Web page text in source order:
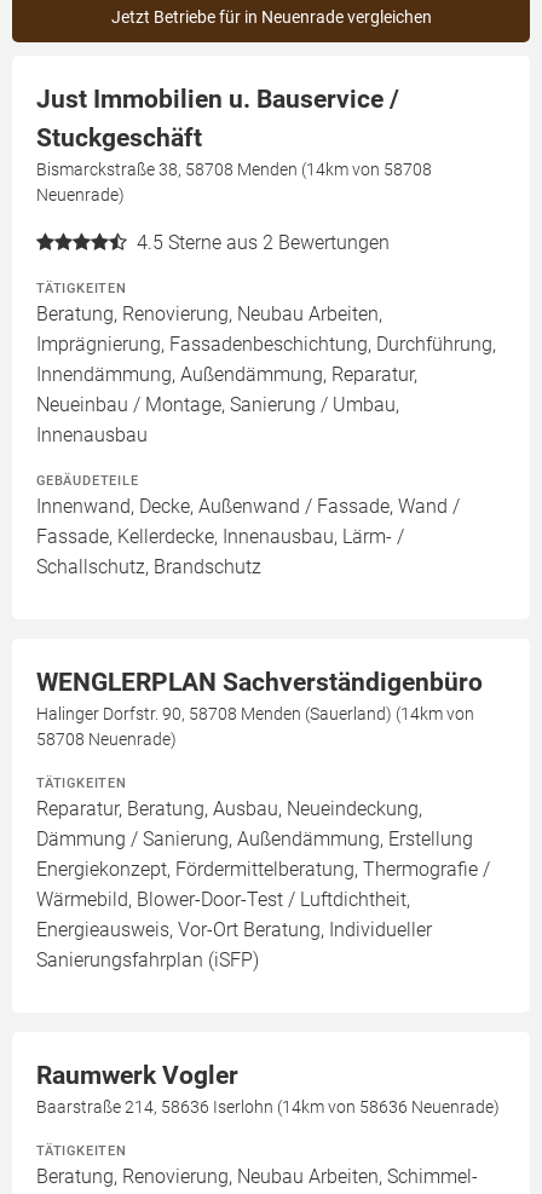
Jetzt Betriebe für in Neuenrade vergleichen
Just Immobilien u. Bauservice /
Stuckgeschäft
Bismarckstraße 38, 58708 Menden (14km von 58708
Neuenrade)
4.5 Sterne aus 2 Bewertungen
TÄTIGKEITEN
Beratung, Renovierung, Neubau Arbeiten,
Imprägnierung, Fassadenbeschichtung, Durchführung,
Innendämmung, Außendämmung, Reparatur,
Neueinbau / Montage, Sanierung / Umbau,
Innenausbau
GEBÄUDETEILE
Innenwand, Decke, Außenwand / Fassade, Wand /
Fassade, Kellerdecke, Innenausbau, Lärm- /
Schallschutz, Brandschutz
WENGLERPLAN Sachverständigenbüro
Halinger Dorfstr. 90, 58708 Menden (Sauerland) (14km von
58708 Neuenrade)
TÄTIGKEITEN
Reparatur, Beratung, Ausbau, Neueindeckung,
Dämmung / Sanierung, Außendämmung, Erstellung
Energiekonzept, Fördermittelberatung, Thermografie /
Wärmebild, Blower-Door-Test / Luftdichtheit,
Energieausweis, Vor-Ort Beratung, Individueller
Sanierungsfahrplan (iSFP)
Raumwerk Vogler
Baarstraße 214, 58636 Iserlohn (14km von 58636 Neuenrade)
TÄTIGKEITEN
Beratung, Renovierung, Neubau Arbeiten, Schimmel-